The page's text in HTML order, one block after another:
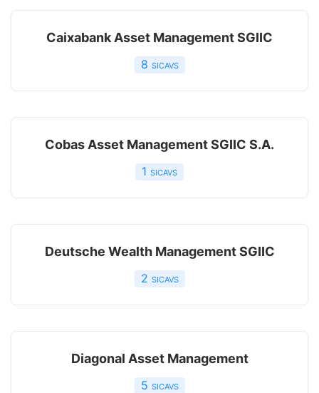
Caixabank Asset Management SGIIC
8 sicavs
Cobas Asset Management SGIIC S.A.
1 sicavs
Deutsche Wealth Management SGIIC
2 sicavs
Diagonal Asset Management
5 sicavs